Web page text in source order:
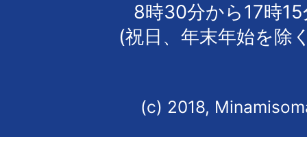
8時30分から17時
(祝日、年末年始を除
(c) 2018,